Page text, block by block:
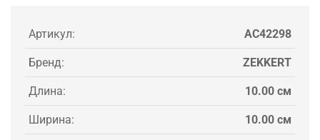
Артикул: AC42298
Бренд: ZEKKERT
Длина: 10.00 см
Ширина: 10.00 см